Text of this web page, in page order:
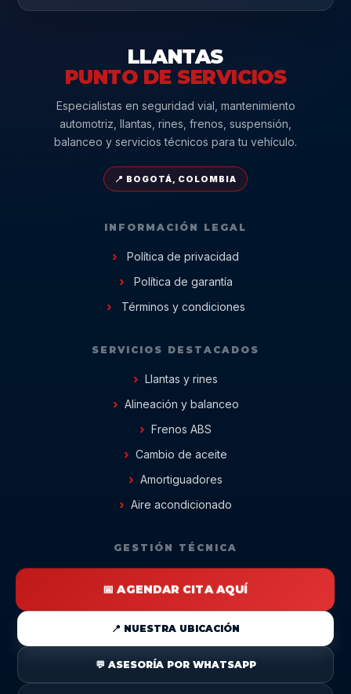
LLANTAS
PUNTO DE SERVICIOS
Especialistas en seguridad vial, mantenimiento
automotriz, llantas, rines, frenos, suspensión,
balanceo y servicios técnicos para tu vehículo.
📍 BOGOTÁ, COLOMBIA
INFORMACIÓN LEGAL
Política de privacidad
Política de garantía
Términos y condiciones
SERVICIOS DESTACADOS
Llantas y rines
Alineación y balanceo
Frenos ABS
Cambio de aceite
Amortiguadores
Aire acondicionado
GESTIÓN TÉCNICA
📅 AGENDAR CITA AQUÍ
📍 NUESTRA UBICACIÓN
💬 ASESORÍA POR WHATSAPP